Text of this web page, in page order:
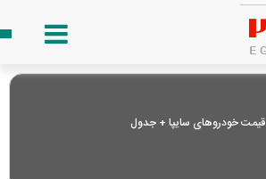
قیمت خودرو‌های سایپا + جدول